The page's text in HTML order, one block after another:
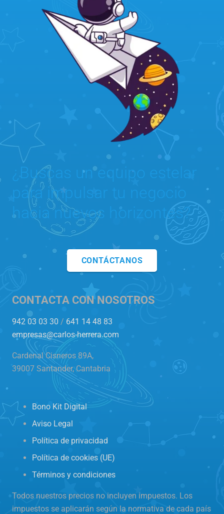
¿Buscas un equipo estelar
para impulsar tu negocio
hacia nuevos horizontes?
CONTÁCTANOS
CONTACTA CON NOSOTROS
942 03 03 30 / 641 14 48 83
empresas@carlos-herrera.com
Cardenal Cisneros 89A,
39007 Santander, Cantabria
Bono Kit Digital
Aviso Legal
Política de privacidad
Política de cookies (UE)
Términos y condiciones
Todos nuestros precios no incluyen impuestos. Los
impuestos se aplicarán según la normativa de cada país